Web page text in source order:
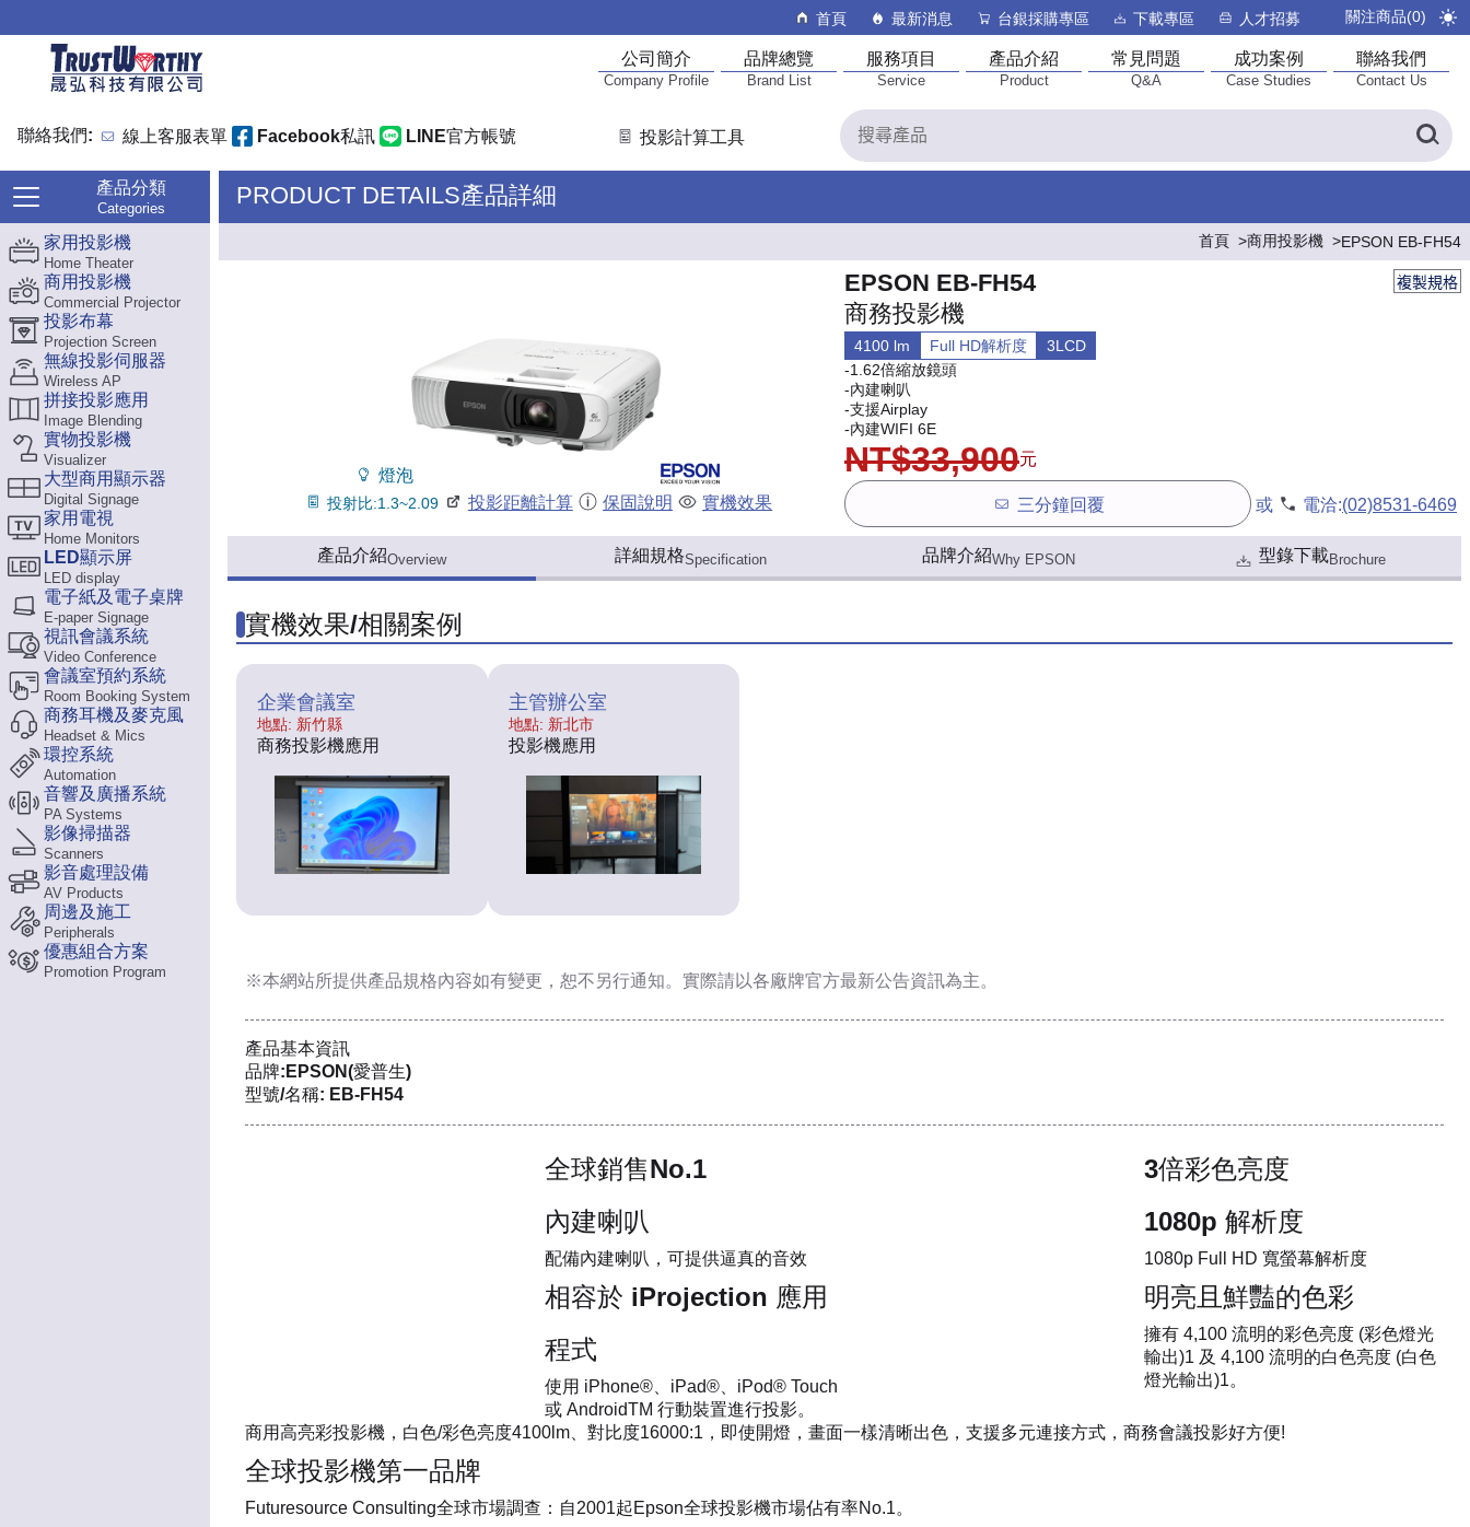
首頁 最新消息 台銀採購專區 下載專區 人才招募 關注商品(0)
公司簡介
Company Profile
品牌總覽
Brand List
服務項目
Service
產品介紹
Product
常見問題
Q&A
成功案例
Case Studies
聯絡我們
Contact Us
聯絡我們: 線上客服表單 Facebook私訊 LINE官方帳號 投影計算工具
產品分類
Categories
家用投影機
Home Theater
商用投影機
Commercial Projector
投影布幕
Projection Screen
無線投影伺服器
Wireless AP
拼接投影應用
Image Blending
實物投影機
Visualizer
大型商用顯示器
Digital Signage
家用電視
Home Monitors
LED顯示屏
LED display
電子紙及電子桌牌
E-paper Signage
視訊會議系統
Video Conference
會議室預約系統
Room Booking System
商務耳機及麥克風
Headset & Mics
環控系統
Automation
音響及廣播系統
PA Systems
影像掃描器
Scanners
影音處理設備
AV Products
周邊及施工
Peripherals
優惠組合方案
Promotion Program
PRODUCT DETAILS產品詳細
首頁 商用投影機 EPSON EB-FH54
複製規格
燈泡
投射比:1.3~2.09 投影距離計算 保固說明 實機效果
EPSON EB-FH54
商務投影機
4100 lm Full HD解析度
3LCD
-1.62倍縮放鏡頭
-內建喇叭
-支援Airplay
-內建WIFI 6E
NT$33,900元
三分鐘回覆 或 電洽:(02)8531-6469
產品介紹Overview 詳細規格Specification 品牌介紹Why EPSON 型錄下載Brochure
實機效果/相關案例
企業會議室
地點: 新竹縣
商務投影機應用
主管辦公室
地點: 新北市
投影機應用
※本網站所提供產品規格內容如有變更，恕不另行通知。實際請以各廠牌官方最新公告資訊為主。
產品基本資訊
品牌:EPSON(愛普生)
型號/名稱: EB-FH54
全球銷售No.1
3倍彩色亮度
內建喇叭
配備內建喇叭，可提供逼真的音效
1080p 解析度
1080p Full HD 寬螢幕解析度
相容於 iProjection 應用
程式
使用 iPhone®、iPad®、iPod® Touch
或 AndroidTM 行動裝置進行投影。
明亮且鮮豔的色彩
擁有 4,100 流明的彩色亮度 (彩色燈光
輸出)1 及 4,100 流明的白色亮度 (白色
燈光輸出)1。
商用高亮彩投影機，白色/彩色亮度4100lm、對比度16000:1，即使開燈，畫面一樣清晰出色，支援多元連接方式，商務會議投影好方便!
全球投影機第一品牌
Futuresource Consulting全球市場調查：自2001起Epson全球投影機市場佔有率No.1。